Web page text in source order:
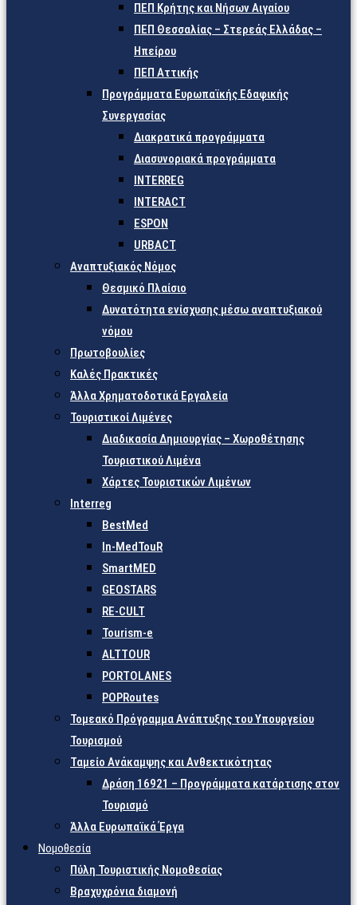
ΠΕΠ Κρήτης και Νήσων Αιγαίου
ΠΕΠ Θεσσαλίας – Στερεάς Ελλάδας –
Ηπείρου
ΠΕΠ Αττικής
Προγράμματα Ευρωπαϊκής Εδαφικής
Συνεργασίας
Διακρατικά προγράμματα
Διασυνοριακά προγράμματα
INTERREG
INTERACT
ESPON
URBACT
Αναπτυξιακός Νόμος
Θεσμικό Πλαίσιο
Δυνατότητα ενίσχυσης μέσω αναπτυξιακού
νόμου
Πρωτοβουλίες
Καλές Πρακτικές
Άλλα Χρηματοδοτικά Εργαλεία
Τουριστικοί Λιμένες
Διαδικασία Δημιουργίας – Χωροθέτησης
Τουριστικού Λιμένα
Χάρτες Τουριστικών Λιμένων
Interreg
BestMed
In-MedTouR
SmartMED
GEOSTARS
RE-CULT
Tourism-e
ALTTOUR
PORTOLANES
POPRoutes
Τομεακό Πρόγραμμα Ανάπτυξης του Υπουργείου
Τουρισμού
Ταμείο Ανάκαμψης και Ανθεκτικότητας
Δράση 16921 – Προγράμματα κατάρτισης στον
Τουρισμό
Άλλα Ευρωπαϊκά Έργα
Νομοθεσία
Πύλη Τουριστικής Νομοθεσίας
Βραχυχρόνια διαμονή